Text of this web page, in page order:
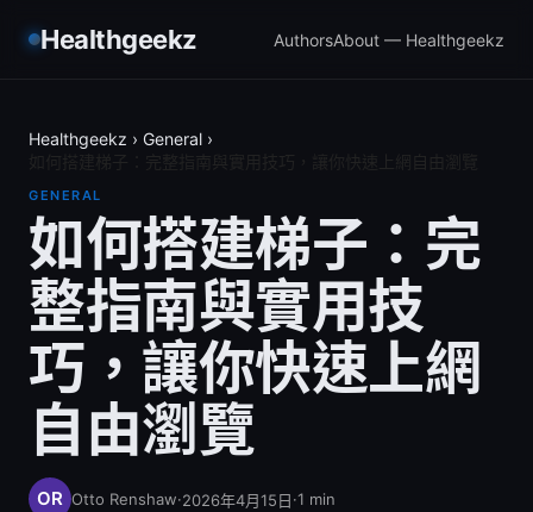
Healthgeekz AuthorsAbout — Healthgeekz
Healthgeekz › General ›
GENERAL
如何搭建梯子：完
整指南與實用技
巧，讓你快速上網
自由瀏覽
Otto Renshaw·2026年4月15日·1 min